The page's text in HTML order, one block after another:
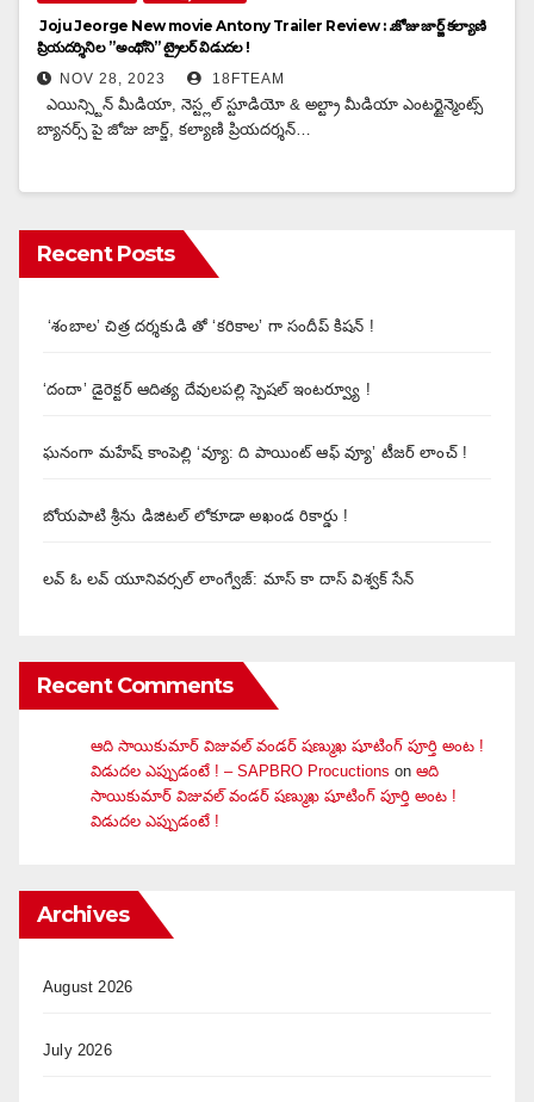
Joju Jeorge New movie Antony Trailer Review : .జోజు జార్జ్ కల్యాణి
ప్రియదర్శిని ల ”అంథోని” ట్రైలర్ విడుదల !
NOV 28, 2023 18FTEAM
ఎయిన్స్టిన్ మీడియా, నెస్ట్లల్ స్టూడియో & అల్ట్రా మీడియా ఎంటర్టైన్మెంట్స్
బ్యానర్స్ పై జోజు జార్జ్, కల్యాణి ప్రియదర్శన్…
Recent Posts
‘శంబాల’ చిత్ర దర్శకుడి తో ‘కరికాల’ గా సందీప్ కిషన్ !
‘దందా’ డైరెక్ట‌ర్ ఆదిత్య దేవులపల్లి స్పెషల్ ఇంటర్వ్యూ !
ఘనంగా మహేష్ కాంపెల్లి ‘వ్యూ: ది పాయింట్ ఆఫ్ వ్యూ’ టీజర్ లాంచ్ !
బోయపాటి శ్రీను డిజిటల్‌ లోకూడా అఖండ రికార్డు !
లవ్ ఓ లవ్ యూనివర్సల్ లాంగ్వేజ్‌: మాస్ కా దాస్ విశ్వక్ సేన్
Recent Comments
ఆది సాయికుమార్ విజువ‌ల్ వండ‌ర్ ష‌ణ్ముఖ షూటింగ్ పూర్తి అంట !
విడుదల ఎప్పుడంటే ! – SAPBRO Procuctions on ఆది
సాయికుమార్ విజువ‌ల్ వండ‌ర్ ష‌ణ్ముఖ షూటింగ్ పూర్తి అంట !
విడుదల ఎప్పుడంటే !
Archives
August 2026
July 2026